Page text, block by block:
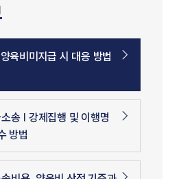
육비미지급 시 대응 방법
송 | 강제집행 및 이행명
방법